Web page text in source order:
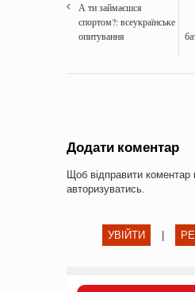
А ти займаєшся
спортом?: всеукраїнське
опитування
Додати коментар
Щоб відправити
авторизуватись
УВІЙТИ